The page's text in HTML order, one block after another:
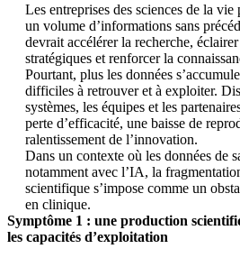
Les entreprises des sciences de la
un volume d’informations sans
devrait accélérer la recherche,
stratégiques et renforcer la
Pourtant, plus les données
difficiles à retrouver et à exploiter.
systèmes, les équipes et les
perte d’efficacité, une baisse de
ralentissement de l’innovation.
Dans un contexte où les données de
notamment avec l’IA, la
scientifique s’impose comme un
en clinique.
Symptôme 1 : une production
les capacités d’exploitation